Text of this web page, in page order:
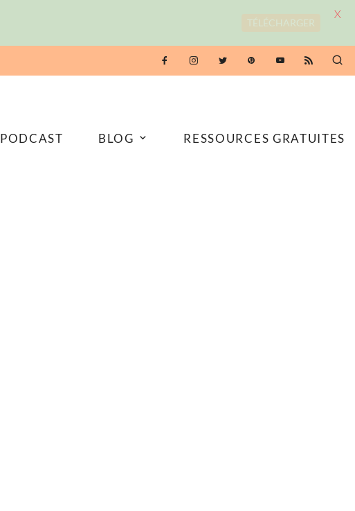
PODCAST BLOG RESSOURCES GRATUITES
TÉLÉCHARGER
X